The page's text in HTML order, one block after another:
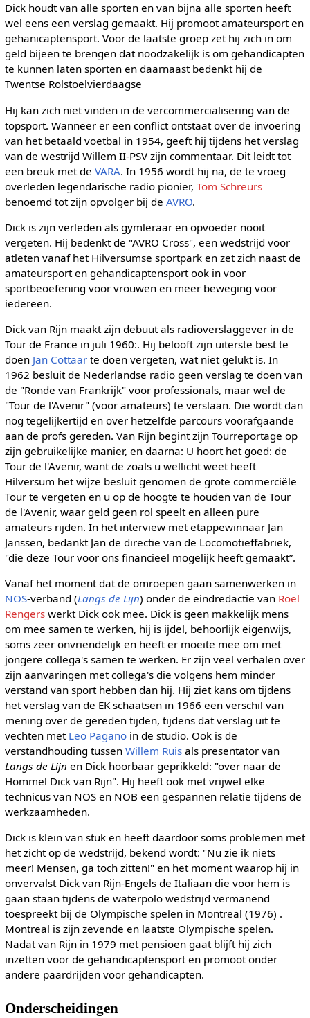
Dick houdt van alle sporten en van bijna alle sporten heeft
wel eens een verslag gemaakt. Hij promoot amateursport en
gehanicaptensport. Voor de laatste groep zet hij zich in om
geld bijeen te brengen dat noodzakelijk is om gehandicapten
te kunnen laten sporten en daarnaast bedenkt hij de
Twentse Rolstoelvierdaagse
Hij kan zich niet vinden in de vercommercialisering van de
topsport. Wanneer er een conflict ontstaat over de invoering
van het betaald voetbal in 1954, geeft hij tijdens het verslag
van de westrijd Willem II-PSV zijn commentaar. Dit leidt tot
een breuk met de VARA. In 1956 wordt hij na, de te vroeg
overleden legendarische radio pionier, Tom Schreurs
benoemd tot zijn opvolger bij de AVRO.
Dick is zijn verleden als gymleraar en opvoeder nooit
vergeten. Hij bedenkt de "AVRO Cross", een wedstrijd voor
atleten vanaf het Hilversumse sportpark en zet zich naast de
amateursport en gehandicaptensport ook in voor
sportbeoefening voor vrouwen en meer beweging voor
iedereen.
Dick van Rijn maakt zijn debuut als radioverslaggever in de
Tour de France in juli 1960:. Hij belooft zijn uiterste best te
doen Jan Cottaarte doen vergeten, wat niet gelukt is. In
1962 besluit de Nederlandse radio geen verslag te doen van
de "Ronde van Frankrijk" voor professionals, maar wel de
"Tour de l'Avenir" (voor amateurs) te verslaan. Die wordt dan
nog tegelijkertijd en over hetzelfde parcours voorafgaande
aan de profs gereden. Van Rijn begint zijn Tourreportage op
zijn gebruikelijke manier, en daarna: U hoort het goed: de
Tour de l'Avenir, want de zoals u wellicht weet heeft
Hilversum het wijze besluit genomen de grote commerciële
Tour te vergeten en u op de hoogte te houden van de Tour
de l'Avenir, waar geld geen rol speelt en alleen pure
amateurs rijden. In het interview met etappewinnaar Jan
Janssen, bedankt Jan de directie van de Locomotieffabriek,
"die deze Tour voor ons financieel mogelijk heeft gemaakt”.
Vanaf het moment dat de omroepen gaan samenwerken in
NOS-verband (Langs de Lijn) onder de eindredactie van Roel
Rengerswerkt Dick ook mee. Dick is geen makkelijk mens
om mee samen te werken, hij is ijdel, behoorlijk eigenwijs,
soms zeer onvriendelijk en heeft er moeite mee om met
jongere collega's samen te werken. Er zijn veel verhalen over
zijn aanvaringen met collega's die volgens hem minder
verstand van sport hebben dan hij. Hij ziet kans om tijdens
het verslag van de EK schaatsen in 1966 een verschil van
mening over de gereden tijden, tijdens dat verslag uit te
vechten met Leo Paganoin de studio. Ook is de
verstandhouding tussen Willem Ruisals presentator van
Langs de Lijn en Dick hoorbaar geprikkeld: "over naar de
Hommel Dick van Rijn". Hij heeft ook met vrijwel elke
technicus van NOS en NOB een gespannen relatie tijdens de
werkzaamheden.
Dick is klein van stuk en heeft daardoor soms problemen met
het zicht op de wedstrijd, bekend wordt: "Nu zie ik niets
meer! Mensen, ga toch zitten!" en het moment waarop hij in
onvervalst Dick van Rijn-Engels de Italiaan die voor hem is
gaan staan tijdens de waterpolo wedstrijd vermanend
toespreekt bij de Olympische spelen in Montreal (1976) .
Montreal is zijn zevende en laatste Olympische spelen.
Nadat van Rijn in 1979 met pensioen gaat blijft hij zich
inzetten voor de gehandicaptensport en promoot onder
andere paardrijden voor gehandicapten.
Onderscheidingen